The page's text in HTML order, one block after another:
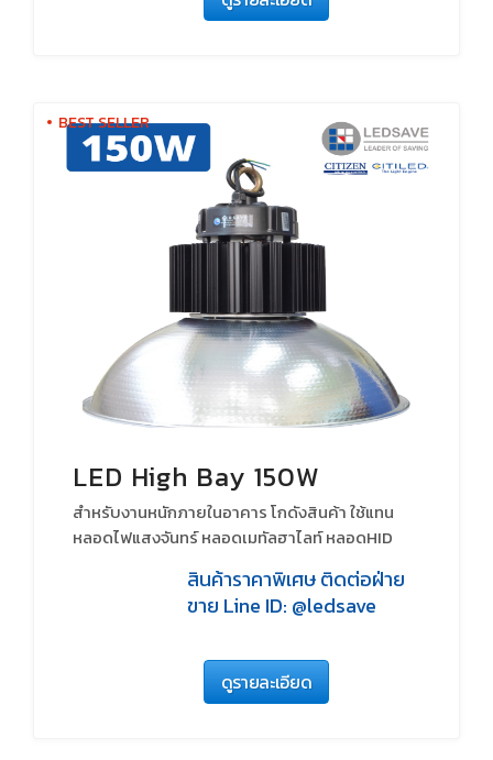
BEST SELLER
LED High Bay 150W
สำหรับงานหนักภายในอาคาร โกดังสินค้า ใช้แทน
หลอดไฟแสงจันทร์ หลอดเมทัลฮาไลท์ หลอดHID
สินค้าราคาพิเศษ ติดต่อฝ่าย
ขาย Line ID: @ledsave
ดูรายละเอียด